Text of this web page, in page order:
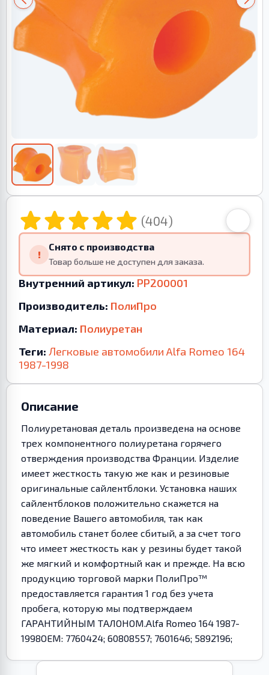
(404)
!
Снято с производства
Товар больше не доступен для заказа.
Внутренний артикул: PP200001
Производитель: ПолиПро
Материал: Полиуретан
Теги: Легковые автомобили Alfa Romeo 164
1987-1998
Описание
Полиуретановая деталь произведена на основе
трех компонентного полиуретана горячего
отверждения производства Франции. Изделие
имеет жесткость такую же как и резиновые
оригинальные сайлентблоки. Установка наших
сайлентблоков положительно скажется на
поведение Вашего автомобиля, так как
автомобиль станет более сбитый, а за счет того
что имеет жесткость как у резины будет такой
же мягкий и комфортный как и прежде. На всю
продукцию торговой марки ПолиПро™
предоставляется гарантия 1 год без учета
пробега, которую мы подтверждаем
ГАРАНТИЙНЫМ ТАЛОНОМ.Alfa Romeo 164 1987-
1998OEM: 7760424; 60808557; 7601646; 5892196;